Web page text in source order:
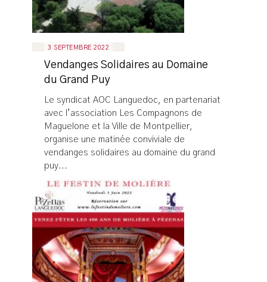
3 SEPTEMBRE 2022
Vendanges Solidaires au Domaine
du Grand Puy
Le syndicat AOC Languedoc, en partenariat
avec l’association Les Compagnons de
Maguelone et la Ville de Montpellier,
organise une matinée conviviale de
vendanges solidaires au domaine du grand
puy...